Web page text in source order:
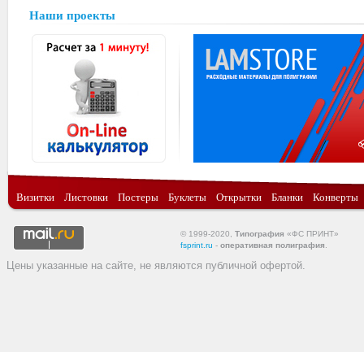
Наши проекты
Визитки Листовки Постеры Буклеты Открытки Бланки Конверты
© 1999-2020, Типография «ФС ПРИНТ»
fsprint.ru - оперативная полиграфия
Цены указанные на сайте, не являются публичной офертой.